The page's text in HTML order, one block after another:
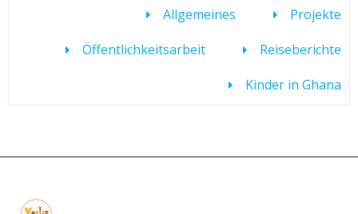
Allgemeines
Projekte
Öffentlichkeitsarbeit
Reiseberichte
Kinder in Ghana